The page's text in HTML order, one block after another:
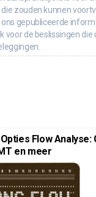
zouden kunnen
gepubliceerde
voor de beslissingen
Flow Analyse:
en meer